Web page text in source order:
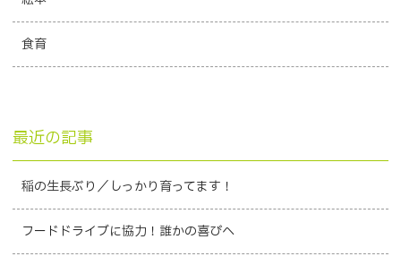
食育
最近の記事
稲の生長ぶり／しっかり育ってます！
フードドライブに協力！誰かの喜びへ